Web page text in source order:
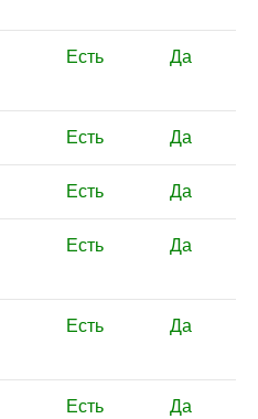
Есть Да
Есть Да
Есть Да
Есть Да
Есть Да
Есть Да